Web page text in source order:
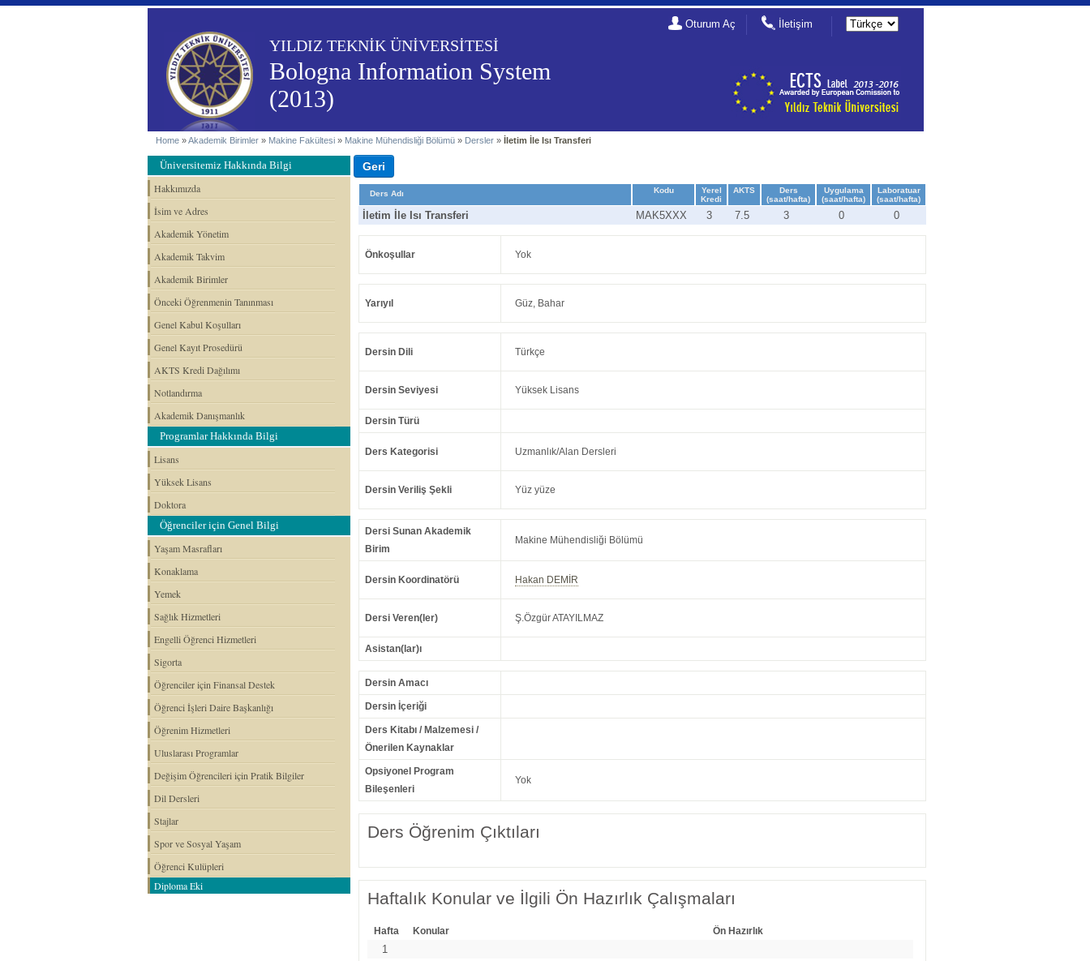
YILDIZ TEKNİK ÜNİVERSİTESİ
Bologna Information System
(2013)
Oturum Aç İletişim
Home »Akademik Birimler » Makine Fakültesi » Makine Mühendisliği Bölümü » Dersler » İletim İle Isı Transferi
Üniversitemiz Hakkında Bilgi
Hakkımızda
İsim ve Adres
Akademik Yönetim
Akademik Takvim
Akademik Birimler
Önceki Öğrenmenin Tanınması
Genel Kabul Koşulları
Genel Kayıt Prosedürü
AKTS Kredi Dağılımı
Notlandırma
Akademik Danışmanlık
Programlar Hakkında Bilgi
Lisans
Yüksek Lisans
Doktora
Öğrenciler için Genel Bilgi
Yaşam Masrafları
Konaklama
Yemek
Sağlık Hizmetleri
Engelli Öğrenci Hizmetleri
Sigorta
Öğrenciler için Finansal Destek
Öğrenci İşleri Daire Başkanlığı
Öğrenim Hizmetleri
Uluslarası Programlar
Değişim Öğrencileri için Pratik Bilgiler
Dil Dersleri
Stajlar
Spor ve Sosyal Yaşam
Öğrenci Kulüpleri
Diploma Eki
Ders Adı Kodu
Yerel
Kredi
AKTS
Ders
(saat/hafta)
Uygulama
(saat/hafta)
Laboratuar
(saat/hafta)
İletim İle Isı Transferi MAK5XXX 3 7.5 3 0 0
Önkoşullar Yok
Yarıyıl Güz, Bahar
Dersin Dili Türkçe
Dersin Seviyesi Yüksek Lisans
Dersin Türü
Ders Kategorisi Uzmanlık/Alan Dersleri
Dersin Veriliş Şekli Yüz yüze
Dersi Sunan Akademik
Birim
Makine Mühendisliği Bölümü
Dersin Koordinatörü Hakan DEMİR
Dersi Veren(ler) Ş.Özgür ATAYILMAZ
Asistan(lar)ı
Dersin Amacı
Dersin İçeriği
Ders Kitabı / Malzemesi /
Önerilen Kaynaklar
Opsiyonel Program
Bileşenleri
Yok
Ders Öğrenim Çıktıları
Haftalık Konular ve İlgili Ön Hazırlık Çalışmaları
Hafta Konular Ön Hazırlık
1